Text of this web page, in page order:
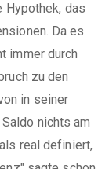
Hypothek, das
Da es
immer durch
zu den
in seiner
nichts am
real definiert,